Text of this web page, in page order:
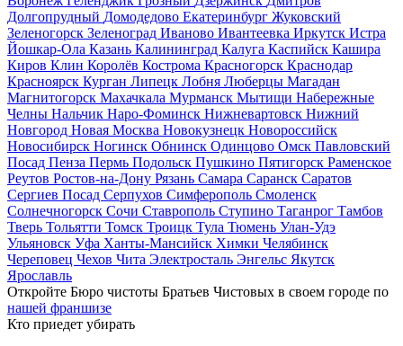
Долгопрудный Домодедово Екатеринбург Жуковский
Зеленогорск Зеленоград Иваново Ивантеевка Иркутск Истра
Йошкар-Ола Казань Калининград Калуга Каспийск Кашира
Киров Клин Королёв Кострома Красногорск Краснодар
Красноярск Курган Липецк Лобня Люберцы Магадан
Магнитогорск Махачкала Мурманск Мытищи Набережные
Челны Нальчик Наро-Фоминск Нижневартовск Нижний
Новгород Новая Москва Новокузнецк Новороссийск
Новосибирск Ногинск Обнинск Одинцово Омск Павловский
Посад Пенза Пермь Подольск Пушкино Пятигорск Раменское
Реутов Ростов-на-Дону Рязань Самара Саранск Саратов
Сергиев Посад Серпухов Симферополь Смоленск
Солнечногорск Сочи Ставрополь Ступино Таганрог Тамбов
Тверь Тольятти Томск Троицк Тула Тюмень Улан-Удэ
Ульяновск Уфа Ханты-Мансийск Химки Челябинск
Череповец Чехов Чита Электросталь Энгельс Якутск
Ярославль
Откройте Бюро чистоты Братьев Чистовых в своем городе по
нашей франшизе
Кто приедет убирать